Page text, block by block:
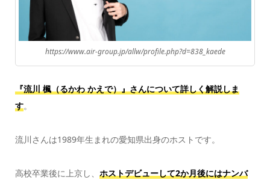
https://www.air-group.jp/allw/profile.php?d=838_kaede
『流川 楓（るかわ かえで）』さんについて詳しく解説しま
す。
流川さんは1989年生まれの愛知県出身のホストです。
高校卒業後に上京し、 ホストデビューして2か月後にはナンバ